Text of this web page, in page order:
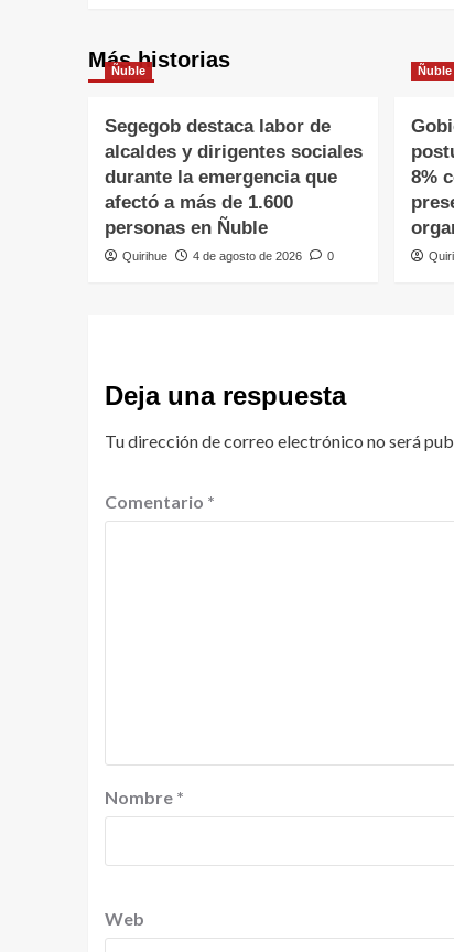
Más historias
Ñuble
Segegob destaca labor de
alcaldes y dirigentes sociales
durante la emergencia que
afectó a más de 1.600
personas en Ñuble
Quirihue 4 de agosto de 2026 0
Ñuble
8%
Deja una respuesta
Tu dirección de correo electrónico no será
Comentario *
Nombre *
Web